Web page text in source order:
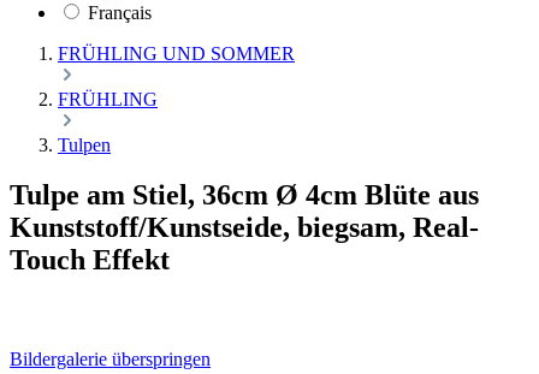
Français
FRÜHLING UND SOMMER
FRÜHLING
Tulpen
Tulpe am Stiel, 36cm Ø 4cm Blüte aus
Kunststoff/Kunstseide, biegsam, Real-
Touch Effekt
Bildergalerie überspringen